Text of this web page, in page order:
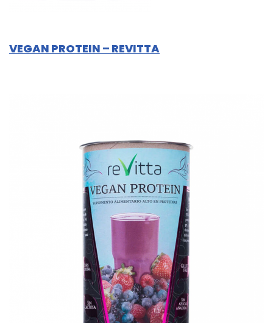
VEGAN PROTEIN – REVITTA